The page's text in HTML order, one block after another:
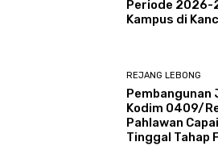
Periode 2026-
Kampus di
REJANG LEBONG
Pembangunan
Kodim 0409/
Pahlawan
Tinggal Tahap